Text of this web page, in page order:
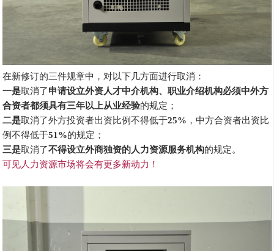
在新修订的三件规章中，对以下几方面进行取消：
一是取消了申请设立外资人才中介机构、职业介绍机构必须中外方
合资者都须具有三年以上从业经验的规定；
二是取消了外方投资者出资比例不得低于25% ，中方合资者出资比
例不得低于51%的规定；
三是取消了不得设立外商独资的人力资源服务机构的规定。
可见人力资源市场将会有更多新动力！